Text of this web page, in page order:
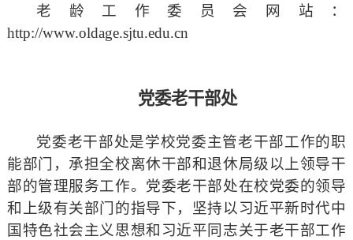
老龄工作委员会网站：
http://www.oldage.sjtu.edu.cn
党委老干部处
党委老干部处是学校党委主管老干部工作的职
能部门，承担全校离休干部和退休局级以上领导干
部的管理服务工作。党委老干部处在校党委的领导
和上级有关部门的指导下，坚持以习近平新时代中
国特色社会主义思想和习近平同志关于老干部工作